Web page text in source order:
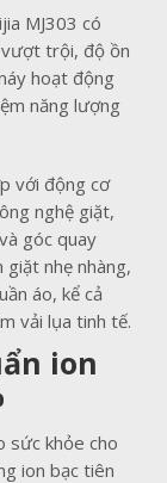
MJ303 có
trội, độ ồn
hoạt động
năng lượng
với động cơ
nghệ giặt,
góc quay
nhẹ nhàng,
áo, kể cả
vải lụa tinh tế.
ion
sức khỏe cho
ion bạc tiên